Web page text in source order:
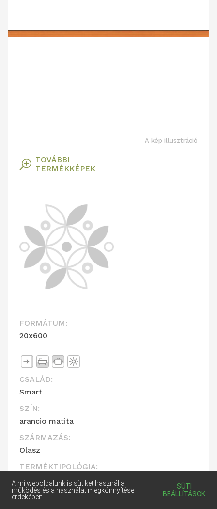
A kép illusztráció
T TOVÁBBI
TERMÉKKÉPEK
FORMÁTUM:
20x600
CSALÁD:
Smart
SZÍN:
arancio matita
SZÁRMAZÁS:
Olasz
TERMÉKTIPOLÓGIA:
Dekorcsík
CSOMAGOLÁS:
A mi weboldalunk is sütiket használ a
működés és a használat megkönnyítése
érdekében.
SÜTI
BEÁLLÍTÁSOK